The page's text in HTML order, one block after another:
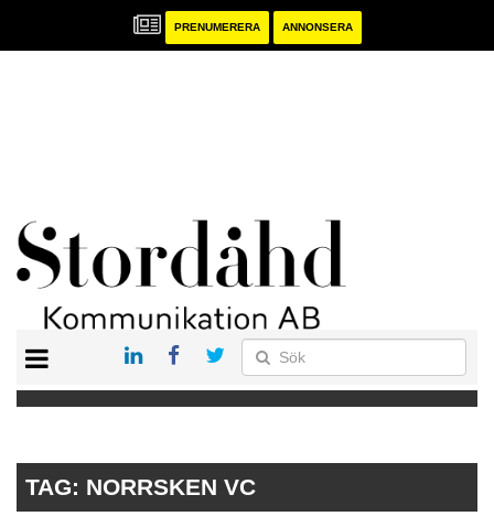
PRENUMERERA ANNONSERA
TAG: NORRSKEN VC